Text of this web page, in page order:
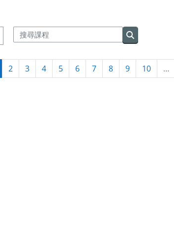
搜尋課程
搜尋課程
第 1 頁
2第 2 頁
3第 3 頁
4第 4 頁
5第 5 頁
6第 6 頁
7第 7 頁
8第 8 頁
9第 9 頁
10第 10 頁
…